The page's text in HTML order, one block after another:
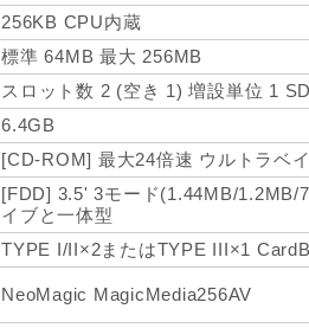
256KB CPU内蔵
標準 64MB 最大 256MB
スロット数 2 (空き 1) 増設単位 1
6.4GB
[CD-ROM] 最大24倍速 ウルトラベ
[FDD] 3.5' 3モード(1.44MB/1.2MB/
イブと一体型
TYPE I/II×2またはTYPE III×1
NeoMagic MagicMedia256AV